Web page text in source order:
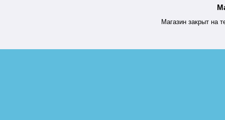
Магазин закрыт на